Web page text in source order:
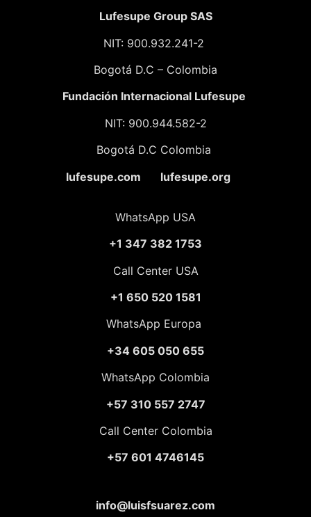
Lufesupe Group SAS
NIT: 900.932.241-2
Bogotá D.C – Colombia
Fundación Internacional Lufesupe
NIT: 900.944.582-2
Bogotá D.C Colombia
lufesupe.com lufesupe.org
WhatsApp USA
+1 347 382 1753
Call Center USA
+1 650 520 1581
WhatsApp Europa
+34 605 050 655
WhatsApp Colombia
+57 310 557 2747
Call Center Colombia
+57 601 4746145
info@luisfsuarez.com